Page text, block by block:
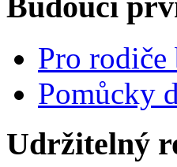
Pro
Pomůcky
Udržitelný